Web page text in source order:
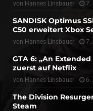
von Hannes Linsbauer 7.
SANDISK Optimus
C50 erweitert Xbox
von Hannes Linsbauer 7.
GTA 6: „An
zuerst auf Netflix
von Hannes Linsbauer 6.
The Division
Steam